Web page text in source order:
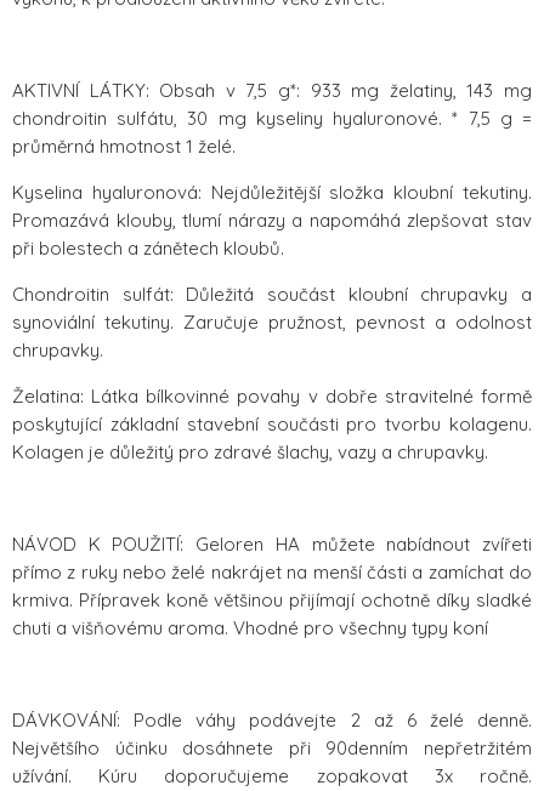
AKTIVNÍ LÁTKY: Obsah v 7,5 g*: 933 mg želatiny, 143 mg
chondroitin sulfátu, 30 mg kyseliny hyaluronové. * 7,5 g =
průměrná hmotnost 1 želé.
Kyselina hyaluronová: Nejdůležitější složka kloubní tekutiny.
Promazává klouby, tlumí nárazy a napomáhá zlepšovat stav
při bolestech a zánětech kloubů.
Chondroitin sulfát: Důležitá součást kloubní chrupavky a
synoviální tekutiny. Zaručuje pružnost, pevnost a odolnost
chrupavky.
Želatina: Látka bílkovinné povahy v dobře stravitelné formě
poskytující základní stavební součásti pro tvorbu kolagenu.
Kolagen je důležitý pro zdravé šlachy, vazy a chrupavky.
NÁVOD K POUŽITÍ: Geloren HA můžete nabídnout zvířeti
přímo z ruky nebo želé nakrájet na menší části a zamíchat do
krmiva. Přípravek koně většinou přijímají ochotně díky sladké
chuti a višňovému aroma. Vhodné pro všechny typy koní
DÁVKOVÁNÍ: Podle váhy podávejte 2 až 6 želé denně.
Největšího účinku dosáhnete při 90denním nepřetržitém
užívání. Kúru doporučujeme zopakovat 3x ročně.